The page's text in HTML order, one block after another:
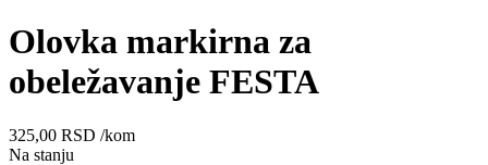
Olovka markirna za
obeležavanje FESTA
325,00 RSD /kom
Na stanju